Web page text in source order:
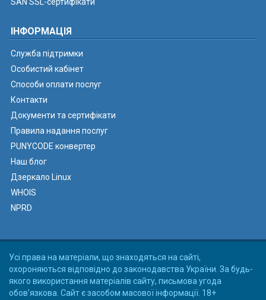
ІНФОРМАЦІЯ
Служба підтримки
Особистий кабінет
Способи оплати послуг
Контакти
Документи та сертифікати
Правила надання послуг
PUNYCODE конвертер
Наш блог
Дзеркало Linux
WHOIS
NPRD
Усі права на матеріали, що знаходяться на сайті,
охороняються відповідно до законодавства України. За будь-
якого використання матеріалів сайту, письмова угода
обов'язкова. Сайт є засобом масової інформації. 18+